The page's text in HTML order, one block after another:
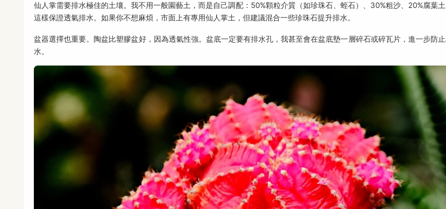
仙人掌需要排水極佳的土壤。我不用一般園藝土，而是自己調配：50%顆粒介質（如珍珠石、蛭石）、30%粗沙、20%腐葉
這樣保證透氣排水。如果你不想麻煩，市面上有專用仙人掌土，但建議混合一些珍珠石提升排水。
盆器選擇也重要。陶盆比塑膠盆好，因為透氣性強。盆底一定要有排水孔，我甚至會在盆底墊一層碎石或碎瓦片，進一步防
水。